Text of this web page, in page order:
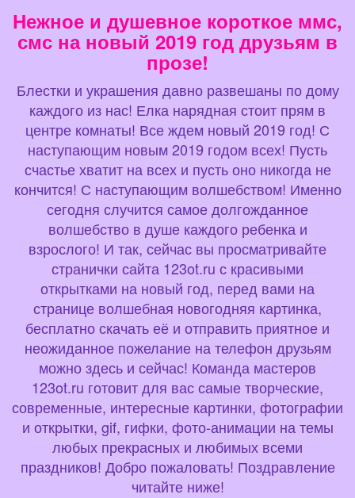
Нежное и душевное короткое ммс,
смс на новый 2019 год друзьям в
прозе!
Блестки и украшения давно развешаны по дому
каждого из нас! Елка нарядная стоит прям в
центре комнаты! Все ждем новый 2019 год! С
наступающим новым 2019 годом всех! Пусть
счастье хватит на всех и пусть оно никогда не
кончится! С наступающим волшебством! Именно
сегодня случится самое долгожданное
волшебство в душе каждого ребенка и
взрослого! И так, сейчас вы просматривайте
странички сайта 123ot.ru с красивыми
открытками на новый год, перед вами на
странице волшебная новогодняя картинка,
бесплатно скачать её и отправить приятное и
неожиданное пожелание на телефон друзьям
можно здесь и сейчас! Команда мастеров
123ot.ru готовит для вас самые творческие,
современные, интересные картинки, фотографии
и открытки, gif, гифки, фото-анимации на темы
любых прекрасных и любимых всеми
праздников! Добро пожаловать! Поздравление
читайте ниже!